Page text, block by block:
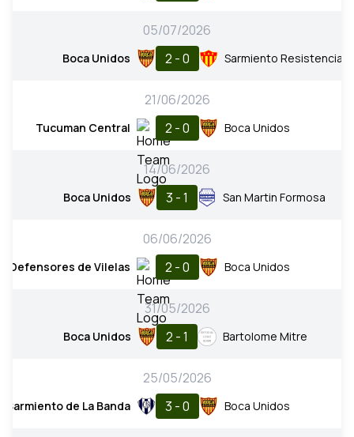
05/07/2026
Boca Unidos 2 - 0 Sarmiento Resistencia
21/06/2026
Tucuman Central 2 - 0 Boca Unidos
14/06/2026
Boca Unidos 3 - 1 San Martin Formosa
06/06/2026
Defensores de Vilelas 2 - 0 Boca Unidos
31/05/2026
Boca Unidos 2 - 1 Bartolome Mitre
25/05/2026
Sarmiento de La Banda 3 - 0 Boca Unidos